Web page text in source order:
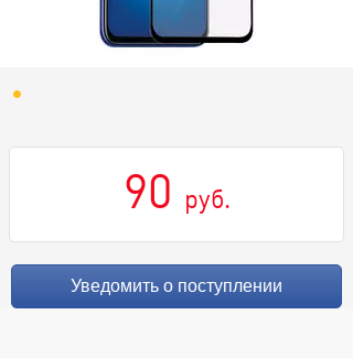
90 руб.
Уведомить о поступлении